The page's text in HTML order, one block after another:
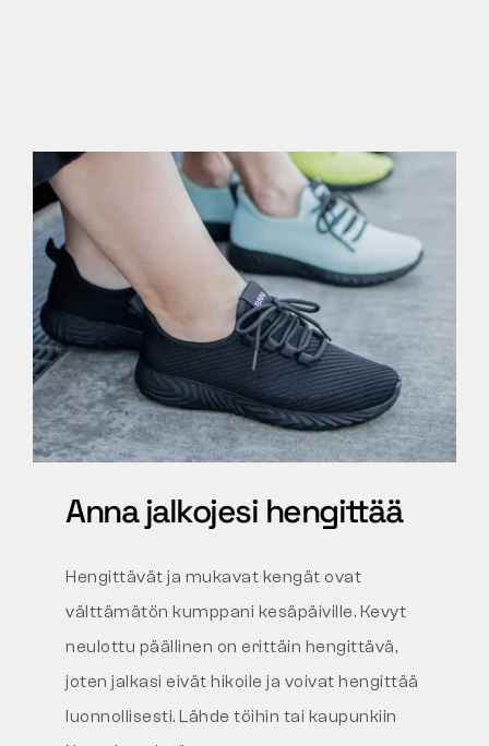
Anna jalkojesi hengittää
Hengittävät ja mukavat kengät ovat
välttämätön kumppani kesäpäiville. Kevyt
neulottu päällinen on erittäin hengittävä,
joten jalkasi eivät hikoile ja voivat hengittää
luonnollisesti. Lähde töihin tai kaupunkiin